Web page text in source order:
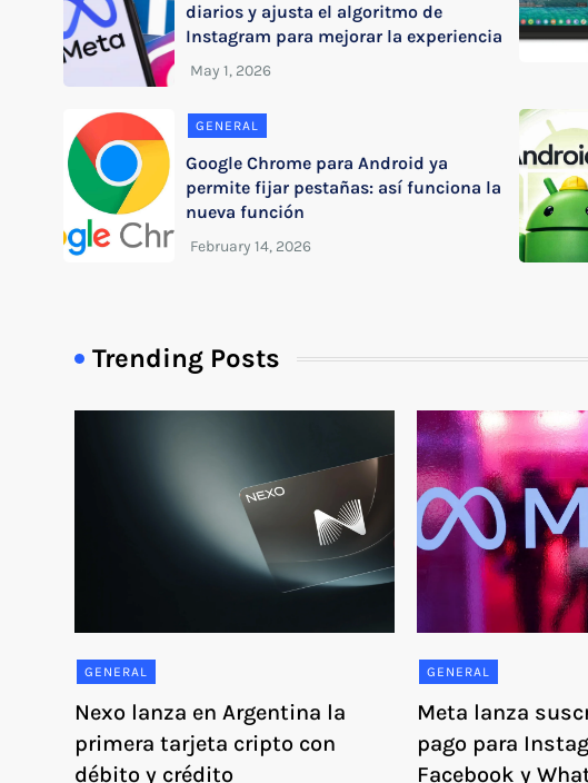
diarios y ajusta el algoritmo de
Instagram para mejorar la experiencia
GENERAL
Google Chrome para Android ya
permite fijar pestañas: así funciona la
nueva función
Trending Posts
GENERAL
Nexo lanza en Argentina la
primera tarjeta cripto con
débito y crédito
GENERAL
Meta lanza
pago para
Facebook y